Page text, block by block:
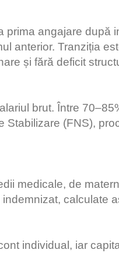
prima angajare după
anterior. Tranziția
și fără deficit
brut. Între
Stabilizare (FNS),
medicale, de
calculate
individual, iar